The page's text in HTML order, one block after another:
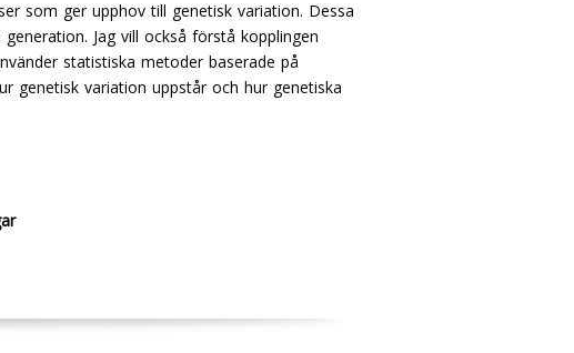
som ger upphov till genetisk variation. Dessa
Jag vill också förstå kopplingen
statistiska metoder baserade på
variation uppstår och hur genetiska